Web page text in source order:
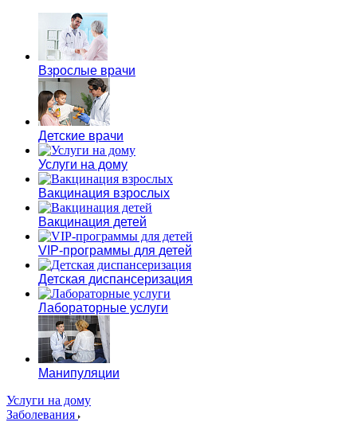
Взрослые врачи
Детские врачи
Услуги на дому
Вакцинация взрослых
Вакцинация детей
VIP-программы для детей
Детская диспансеризация
Лабораторные услуги
Манипуляции
Услуги на дому
Заболевания